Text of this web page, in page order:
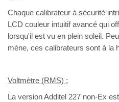
Chaque calibrateur à sécurité
LCD couleur intuitif avancé qui
lorsqu'il est vu en plein soleil.
mène, ces calibrateurs sont à la
Voltmètre (RMS) :
La version Additel 227 non-Ex